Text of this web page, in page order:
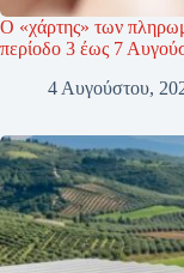
Ο «χάρτης» των
περίοδο 3 έως 7
4 Αυγούστου,